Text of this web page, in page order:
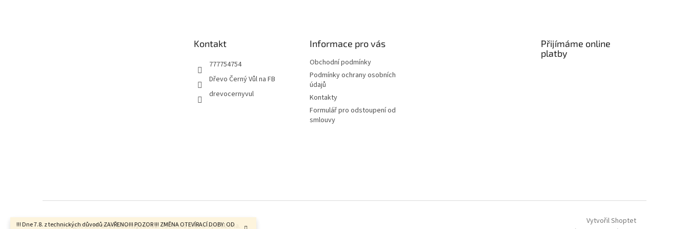
!!! Dne 7.8. z technických důvodů ZAVŘENO!!! POZOR !!! ZMĚNA OTEVÍRACÍ DOBY: OD
Kontakt
777754754
Dřevo Černý Vůl na FB
drevocernyvul
Informace pro vás
Obchodní podmínky
Podmínky ochrany osobních
údajů
Kontakty
Formulář pro odstoupení od
smlouvy
Přijímáme online
platby
Vytvořil Shoptet
Copyright 2026drevocernyvul.cz. Všechna práva vyhrazena.